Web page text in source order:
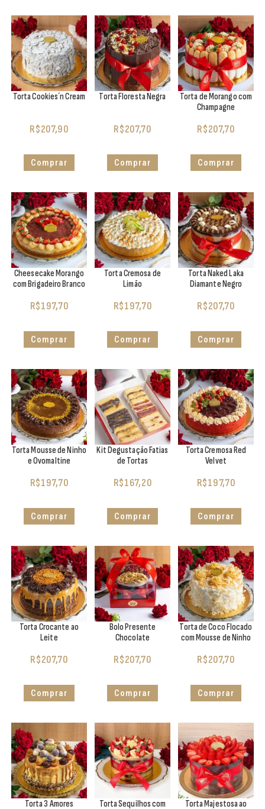
Torta Cookies´n Cream
R$207,90
Comprar
Torta Floresta Negra
R$207,70
Comprar
Torta de Morango com
Champagne
R$207,70
Comprar
Cheesecake Morango
com Brigadeiro Branco
R$197,70
Comprar
Torta Cremosa de
Limão
R$197,70
Comprar
Torta Naked Laka
Diamante Negro
R$207,70
Comprar
Torta Mousse de Ninho
e Ovomaltine
R$197,70
Comprar
Kit Degustação Fatias
de Tortas
R$167,20
Comprar
Torta Cremosa Red
Velvet
R$197,70
Comprar
Torta Crocante ao
Leite
R$207,70
Comprar
Bolo Presente
Chocolate
R$207,70
Comprar
Torta de Coco Flocado
com Mousse de Ninho
R$207,70
Comprar
Torta 3 Amores
Torta Sequilhos com
Torta Majestosa ao